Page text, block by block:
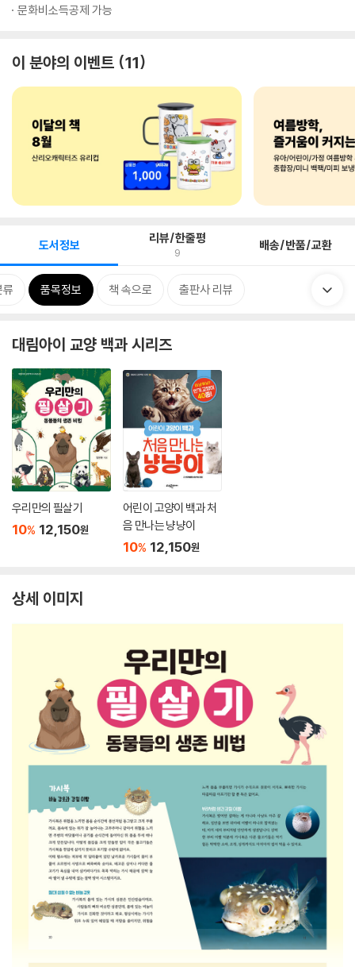
문화비소득공제 가능
이 분야의 이벤트 11
도서정보 리뷰/한줄평
9 배송/반품/교환
류 품목정보 책 속으로 출판사 리뷰
대림아이 교양 백과 시리즈
우리만의 필살기
10% 12,150원
어린이 고양이 백과 처
음 만나는 냥냥이
10% 12,150원
상세 이미지